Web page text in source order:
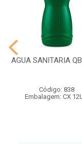
AGUA SANITARIA
Código: 838
Embalagem: CX